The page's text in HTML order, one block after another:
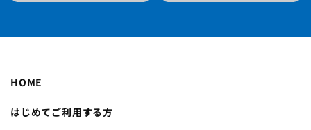
HOME
はじめてご利用する方